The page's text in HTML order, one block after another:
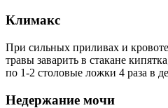
Климакс
При сильных приливах и
травы заварить в стакане
по 1-2 столовые ложки 4 раза в
Недержание мочи